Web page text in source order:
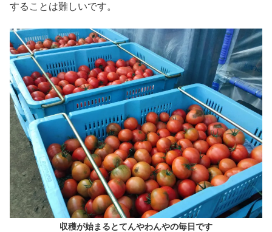
することは難しいです。
収穫が始まるとてんやわんやの毎日です